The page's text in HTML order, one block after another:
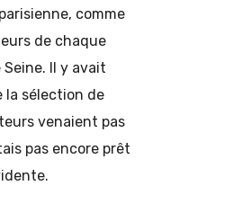
comme
de chaque
Il y avait
la sélection de
venaient pas
pas encore prêt